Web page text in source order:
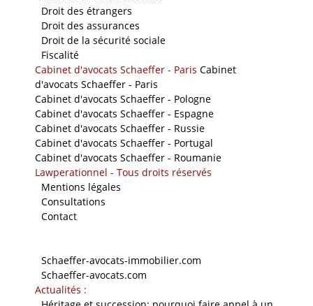
Droit des étrangers
Droit des assurances
Droit de la sécurité sociale
Fiscalité
Cabinet d'avocats Schaeffer - Paris Cabinet
d'avocats Schaeffer - Paris
Cabinet d'avocats Schaeffer - Pologne
Cabinet d'avocats Schaeffer - Espagne
Cabinet d'avocats Schaeffer - Russie
Cabinet d'avocats Schaeffer - Portugal
Cabinet d'avocats Schaeffer - Roumanie
Lawperationnel - Tous droits réservés
Mentions légales
Consultations
Contact
Schaeffer-avocats-immobilier.com
Schaeffer-avocats.com
Actualités :